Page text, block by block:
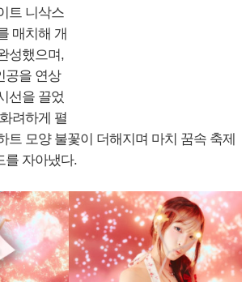
트 니삭스
매치해 개
성했으며,
공을 연상
선을 끌었
려하게 펼
트 모양 불꽃이 더해지며 마치 꿈속 축제
를 자아냈다.